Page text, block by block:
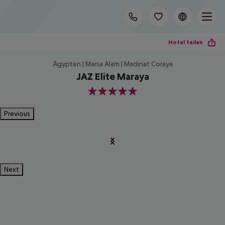
Hotel teilen
Ägypten | Marsa Alam | Madinat Coraya
JAZ Elite Maraya
5
Previous
Next